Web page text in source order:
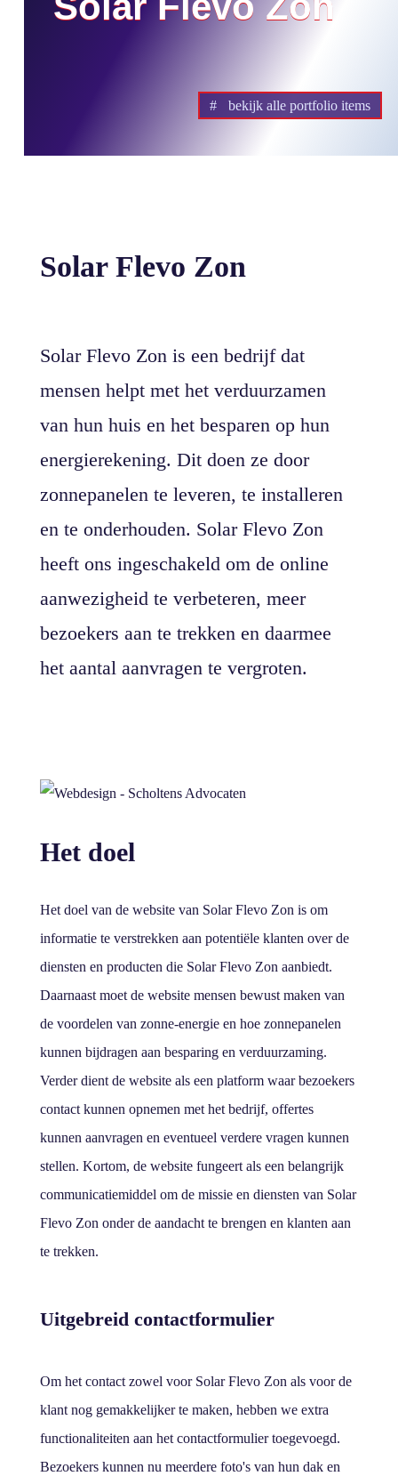
bekijk alle portfolio items
Solar Flevo Zon
Solar Flevo Zon is een bedrijf dat
mensen helpt met het verduurzamen
van hun huis en het besparen op hun
energierekening. Dit doen ze door
zonnepanelen te leveren, te installeren
en te onderhouden. Solar Flevo Zon
heeft ons ingeschakeld om de online
aanwezigheid te verbeteren, meer
bezoekers aan te trekken en daarmee
het aantal aanvragen te vergroten.
Het doel
Het doel van de website van Solar Flevo Zon is om
informatie te verstrekken aan potentiële klanten over de
diensten en producten die Solar Flevo Zon aanbiedt.
Daarnaast moet de website mensen bewust maken van
de voordelen van zonne-energie en hoe zonnepanelen
kunnen bijdragen aan besparing en verduurzaming.
Verder dient de website als een platform waar bezoekers
contact kunnen opnemen met het bedrijf, offertes
kunnen aanvragen en eventueel verdere vragen kunnen
stellen. Kortom, de website fungeert als een belangrijk
communicatiemiddel om de missie en diensten van Solar
Flevo Zon onder de aandacht te brengen en klanten aan
te trekken.
Uitgebreid contactformulier
Om het contact zowel voor Solar Flevo Zon als voor de
klant nog gemakkelijker te maken, hebben we extra
functionaliteiten aan het contactformulier toegevoegd.
Bezoekers kunnen nu meerdere foto's van hun dak en